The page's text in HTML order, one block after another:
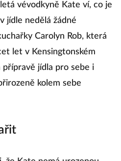
vévodkyně Kate ví, co je
jídle nedělá žádné
Carolyn Rob, která
let v Kensingtonském
přípravě jídla pro sebe i
kolem sebe